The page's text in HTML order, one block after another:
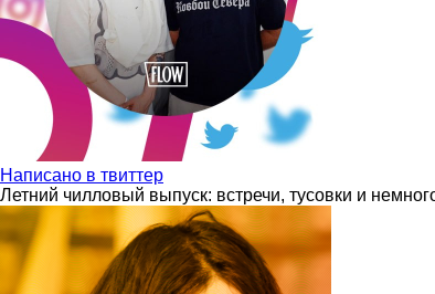
Написано в твиттер
Летний чилловый выпуск: встречи, тусовки и